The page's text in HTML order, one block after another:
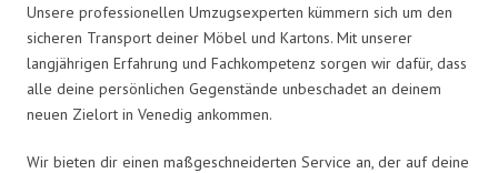
Unsere professionellen Umzugsexperten kümmern sich um den
sicheren Transport deiner Möbel und Kartons. Mit unserer
langjährigen Erfahrung und Fachkompetenz sorgen wir dafür, dass
alle deine persönlichen Gegenstände unbeschadet an deinem
neuen Zielort in Venedig ankommen.
Wir bieten dir einen maßgeschneiderten Service an, der auf deine